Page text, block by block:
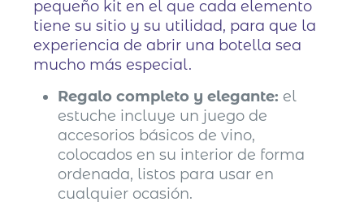
pequeño kit en el que cada elemento
tiene su sitio y su utilidad, para que la
experiencia de abrir una botella sea
mucho más especial.
Regalo completo y elegante: el
estuche incluye un juego de
accesorios básicos de vino,
colocados en su interior de forma
ordenada, listos para usar en
cualquier ocasión.